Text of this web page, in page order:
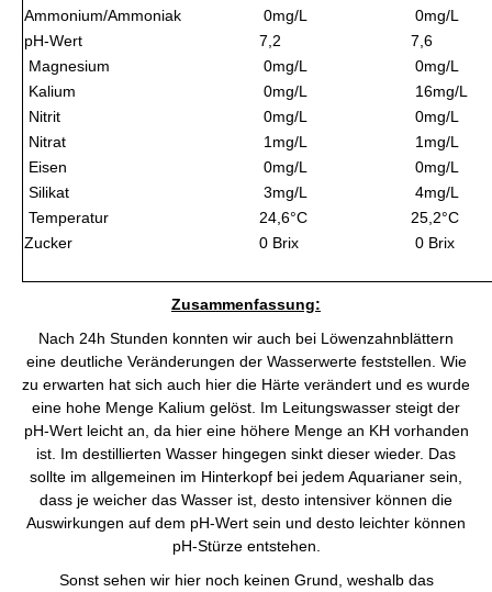
Ammonium/Ammoniak
0mg/L
0mg/L
pH-Wert
7,2
7,6
Magnesium
0mg/L
0mg/L
Kalium
0mg/L
16mg/L
Nitrit
0mg/L
0mg/L
Nitrat
1mg/L
1mg/L
Eisen
0mg/L
0mg/L
Silikat
3mg/L
4mg/L
Temperatur
24,6°C
25,2°C
Zucker
0 Brix 0 Brix
Zusammenfassung:
Nach 24h Stunden konnten wir auch bei Löwenzahnblättern
eine deutliche Veränderungen der Wasserwerte feststellen. Wie
zu erwarten hat sich auch hier die Härte verändert und es wurde
eine hohe Menge Kalium gelöst. Im Leitungswasser steigt der
pH-Wert leicht an, da hier eine höhere Menge an KH vorhanden
ist. Im destillierten Wasser hingegen sinkt dieser wieder. Das
sollte im allgemeinen im Hinterkopf bei jedem Aquarianer sein,
dass je weicher das Wasser ist, desto intensiver können die
Auswirkungen auf dem pH-Wert sein und desto leichter können
pH-Stürze entstehen.
Sonst sehen wir hier noch keinen Grund, weshalb das